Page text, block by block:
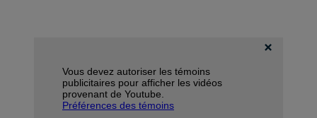
Vous devez autoriser les témoins
publicitaires pour afficher les vidéos
provenant de Youtube.
Préférences des témoins